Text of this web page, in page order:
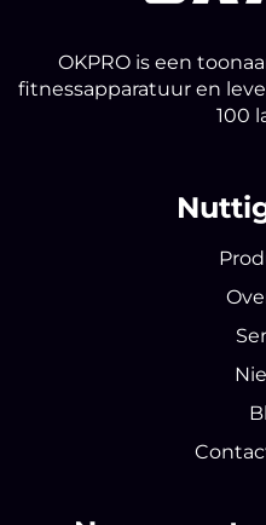
OKPRO is een
fitnessapparatuur en
100